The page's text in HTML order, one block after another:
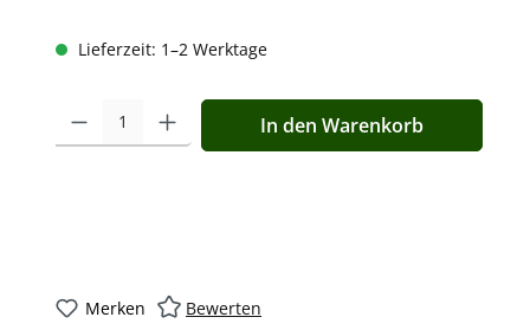
Lieferzeit: 1–2 Werktage
Produkt Anzahl: Gib den gewünschten Wert ein oder
In den Warenkorb
Merken Bewerten